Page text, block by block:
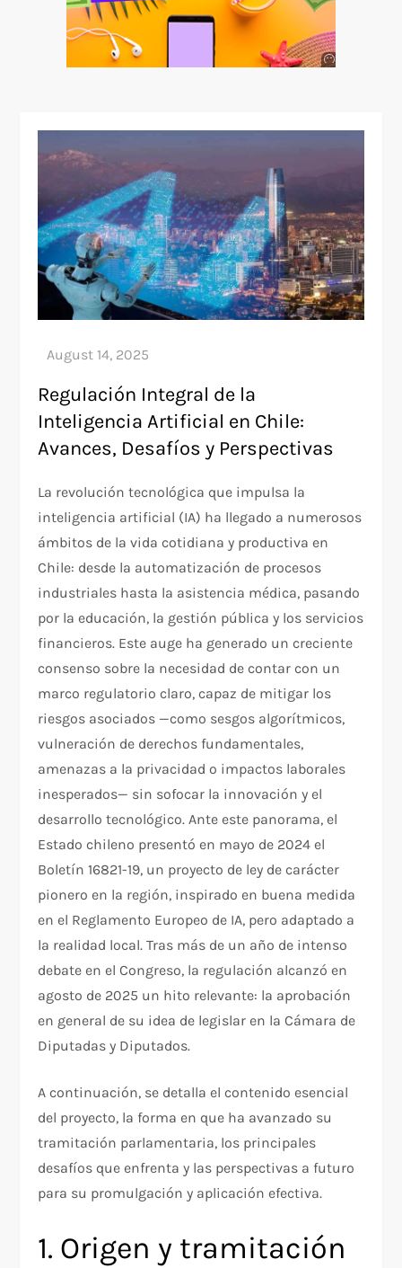
Regulación Integral de la
Inteligencia Artificial en Chile:
Avances, Desafíos y Perspectivas
La revolución tecnológica que impulsa la
inteligencia artificial (IA) ha llegado a numerosos
ámbitos de la vida cotidiana y productiva en
Chile: desde la automatización de procesos
industriales hasta la asistencia médica, pasando
por la educación, la gestión pública y los servicios
financieros. Este auge ha generado un creciente
consenso sobre la necesidad de contar con un
marco regulatorio claro, capaz de mitigar los
riesgos asociados —como sesgos algorítmicos,
vulneración de derechos fundamentales,
amenazas a la privacidad o impactos laborales
inesperados— sin sofocar la innovación y el
desarrollo tecnológico. Ante este panorama, el
Estado chileno presentó en mayo de 2024 el
Boletín 16821-19, un proyecto de ley de carácter
pionero en la región, inspirado en buena medida
en el Reglamento Europeo de IA, pero adaptado a
la realidad local. Tras más de un año de intenso
debate en el Congreso, la regulación alcanzó en
agosto de 2025 un hito relevante: la aprobación
en general de su idea de legislar en la Cámara de
Diputadas y Diputados.
A continuación, se detalla el contenido esencial
del proyecto, la forma en que ha avanzado su
tramitación parlamentaria, los principales
desafíos que enfrenta y las perspectivas a futuro
para su promulgación y aplicación efectiva.
1. Origen y tramitación